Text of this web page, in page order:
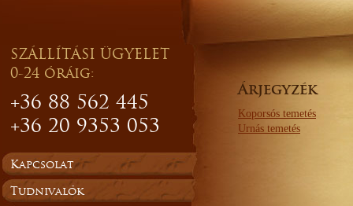
SZÁLLÍTÁSI ÜGYELET
0-24 óráig:
+36 88 562 445
+36 20 9353 053
Kapcsolat
Tudnivalók
Árjegyzék
Koporsós temetés
Urnás temetés